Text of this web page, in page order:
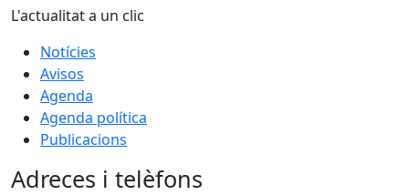
L'actualitat a un clic
Notícies
Avisos
Agenda
Agenda política
Publicacions
Adreces i telèfons